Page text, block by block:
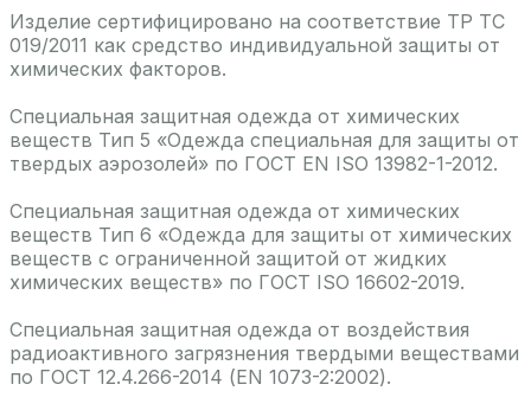
Изделие сертифицировано на соответствие ТР ТС
019/2011 как средство индивидуальной защиты от
химических факторов.
Специальная защитная одежда от химических
веществ Тип 5 «Одежда специальная для защиты от
твердых аэрозолей» по ГОСТ EN ISO 13982-1-2012.
Специальная защитная одежда от химических
веществ Тип 6 «Одежда для защиты от химических
веществ с ограниченной защитой от жидких
химических веществ» по ГОСТ ISO 16602-2019.
Специальная защитная одежда от воздействия
радиоактивного загрязнения твердыми веществами
по ГОСТ 12.4.266-2014 (EN 1073-2:2002).